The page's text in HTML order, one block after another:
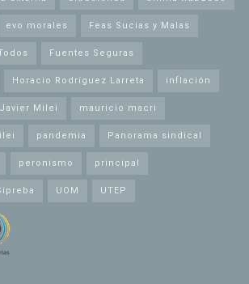
evo morales Feas Sucias y Malas
Fuentes Seguras
Horacio Rodríguez Larreta inflación
Javier Milei mauricio macri
pandemia Panorama sindical
peronismo principal
UOM UTEP